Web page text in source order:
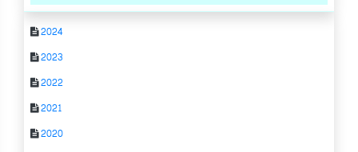
2024
2023
2022
2021
2020